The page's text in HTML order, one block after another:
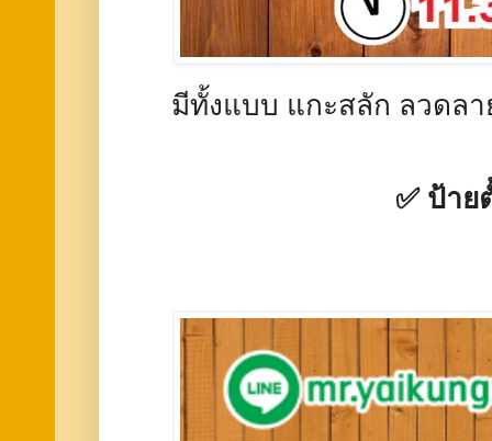
มีทั้งแบบ แกะสลัก ลวดล
✅ ป้าย